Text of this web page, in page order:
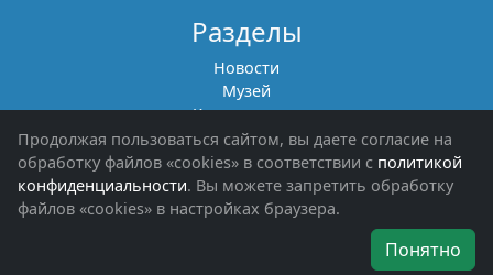
Разделы
Новости
Музей
Книги памяти
Фотоальбомы
Обращения граждан
Помощь участникам СВО и их семьям
Об организации
Продолжая пользоваться сайтом, вы даете согласие на
обработку файлов «cookies» в соответствии с политикой
конфиденциальности. Вы можете запретить обработку
файлов «cookies» в настройках браузера.
Понятно